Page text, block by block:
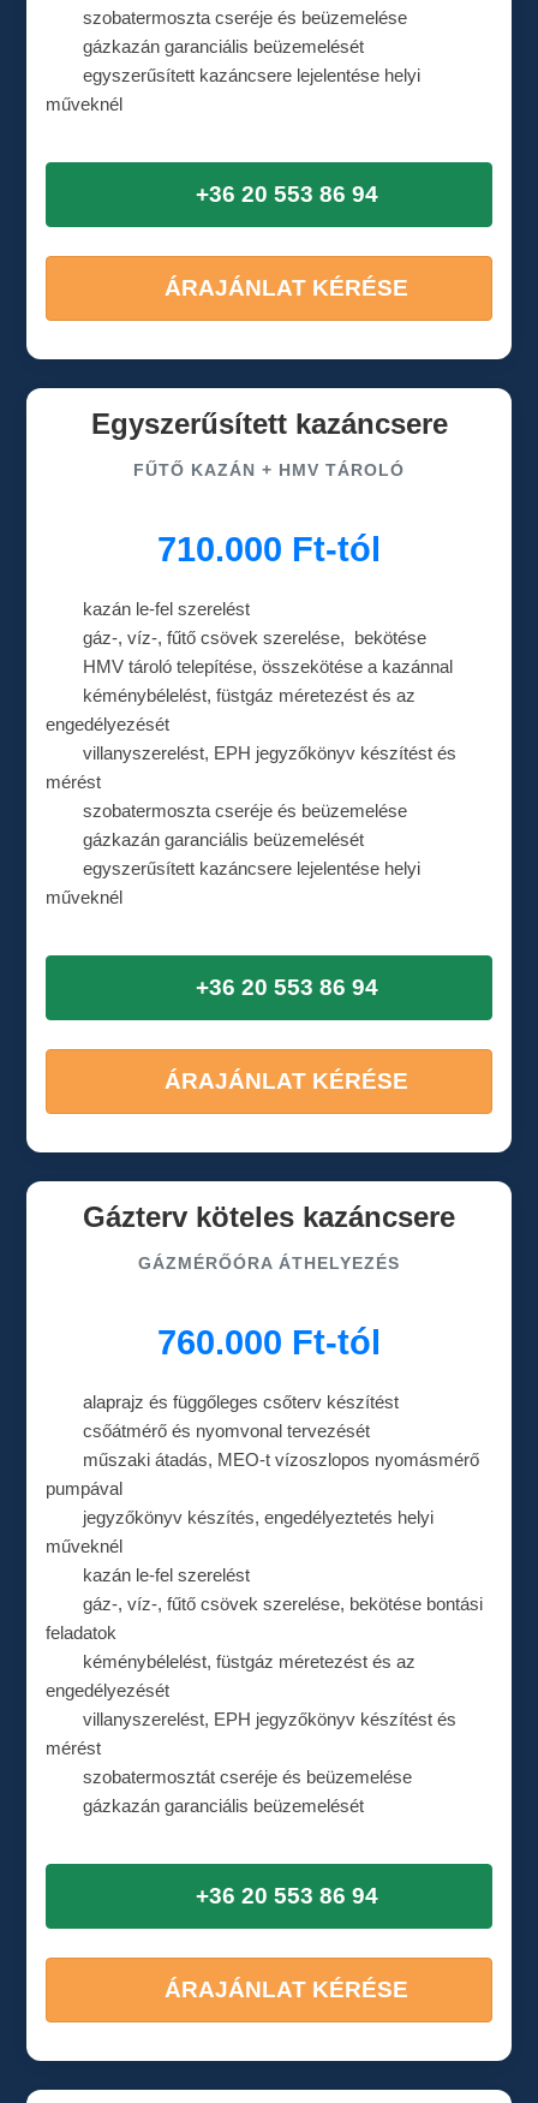
szobatermoszta cseréje és beüzemelése
gázkazán garanciális beüzemelését
egyszerűsített kazáncsere lejelentése helyi
műveknél
+36 20 553 86 94
ÁRAJÁNLAT KÉRÉSE
Egyszerűsített kazáncsere
FŰTŐ KAZÁN + HMV TÁROLÓ
710.000 Ft-tól
kazán le-fel szerelést
gáz-, víz-, fűtő csövek szerelése, bekötése
HMV tároló telepítése, összekötése a kazánnal
kéménybélelést, füstgáz méretezést és az
engedélyezését
villanyszerelést, EPH jegyzőkönyv készítést és
mérést
szobatermoszta cseréje és beüzemelése
gázkazán garanciális beüzemelését
egyszerűsített kazáncsere lejelentése helyi
műveknél
+36 20 553 86 94
ÁRAJÁNLAT KÉRÉSE
Gázterv köteles kazáncsere
GÁZMÉRŐÓRA ÁTHELYEZÉS
760.000 Ft-tól
alaprajz és függőleges csőterv készítést
csőátmérő és nyomvonal tervezését
műszaki átadás, MEO-t vízoszlopos nyomásmérő
pumpával
jegyzőkönyv készítés, engedélyeztetés helyi
műveknél
kazán le-fel szerelést
gáz-, víz-, fűtő csövek szerelése, bekötése bontási
feladatok
kéménybélelést, füstgáz méretezést és az
engedélyezését
villanyszerelést, EPH jegyzőkönyv készítést és
mérést
szobatermosztát cseréje és beüzemelése
gázkazán garanciális beüzemelését
+36 20 553 86 94
ÁRAJÁNLAT KÉRÉSE